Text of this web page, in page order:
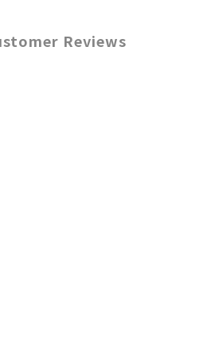
Reviews